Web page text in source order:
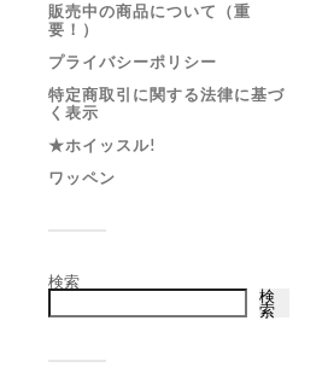
販売中の商品について（重
要！）
プライバシーポリシー
特定商取引に関する法律に基づ
く表示
★ホイッスル!
ワッペン
検索
検
索